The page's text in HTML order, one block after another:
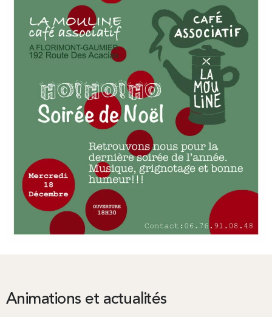
Animations et actualités